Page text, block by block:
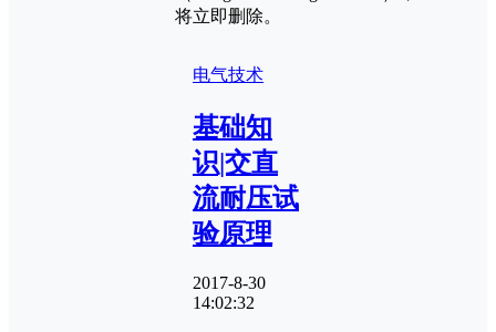
将立即删除。
电气技术
基础知
识|交直
流耐压试
验原理
2017-8-30
14:02:32